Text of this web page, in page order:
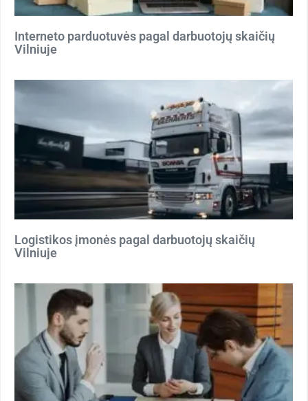
Interneto parduotuvės pagal darbuotojų skaičių
Vilniuje
Logistikos įmonės pagal darbuotojų skaičių
Vilniuje